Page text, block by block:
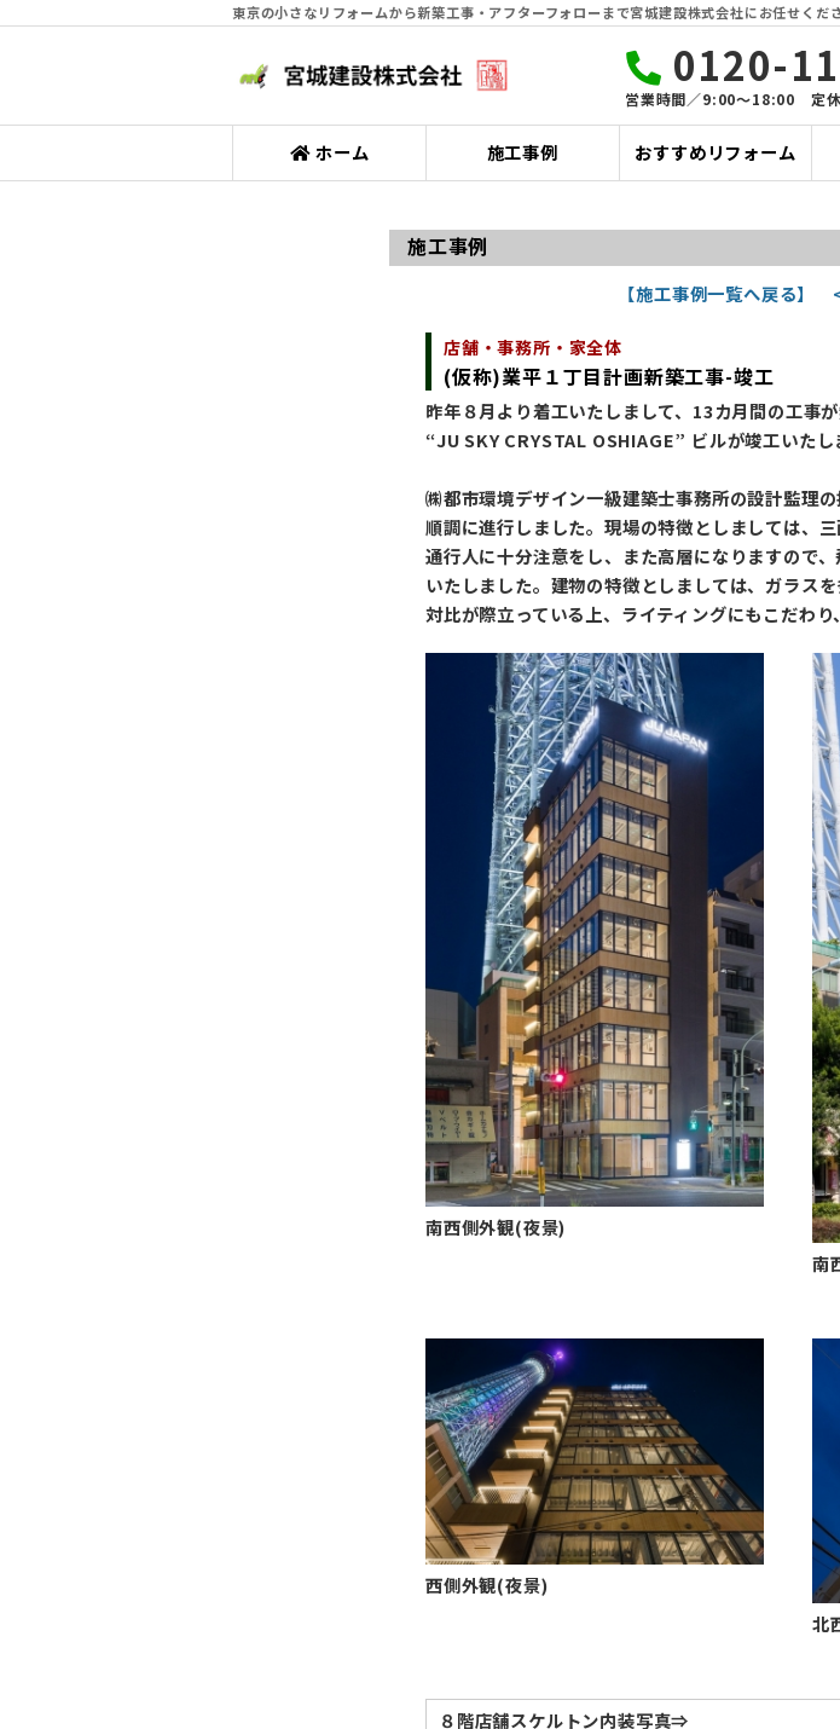
東京の小さなリフォームから新築工事・アフターフォローまで宮城建設株式会社にお任せくだ
0120-
営業時間／9:00〜18:00 定休
ホーム 施工事例 おすすめリフォーム
施工事例
【施工事例一覧へ戻る】
店舗・事務所・家全体
(仮称)業平１丁目計画新築工事-竣工
昨年８月より着工いたしまして、13カ月間の工事
“JU SKY CRYSTAL OSHIAGE” ビルが竣工いた
㈱都市環境デザイン一級建築士事務所の設計監理
順調に進行しました。現場の特徴としましては、三
通行人に十分注意をし、また高層になりますので
いたしました。建物の特徴としましては、ガラス
対比が際立っている上、ライティングにもこだわ
南西側外観(夜景)
南
西側外観(夜景)
北
８階店舗スケルトン内装写真⇒